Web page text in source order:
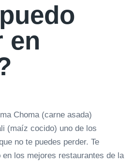
en
Choma (carne asada)
(maíz cocido) uno de los
no te puedes perder. Te
en los mejores restaurantes de la